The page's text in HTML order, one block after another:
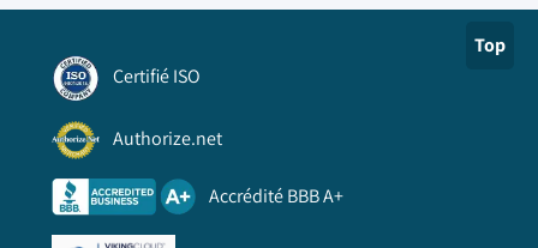
Top
Certifié ISO
Authorize.net
Accrédité BBB A+